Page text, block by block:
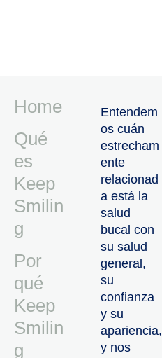
Home
Qué
es
Keep
Smilin
g
Por
qué
Keep
Smilin
g
Entendem
os cuán
estrecham
ente
relacionad
a está la
salud
bucal con
su salud
general,
su
confianza
y su
apariencia,
y nos